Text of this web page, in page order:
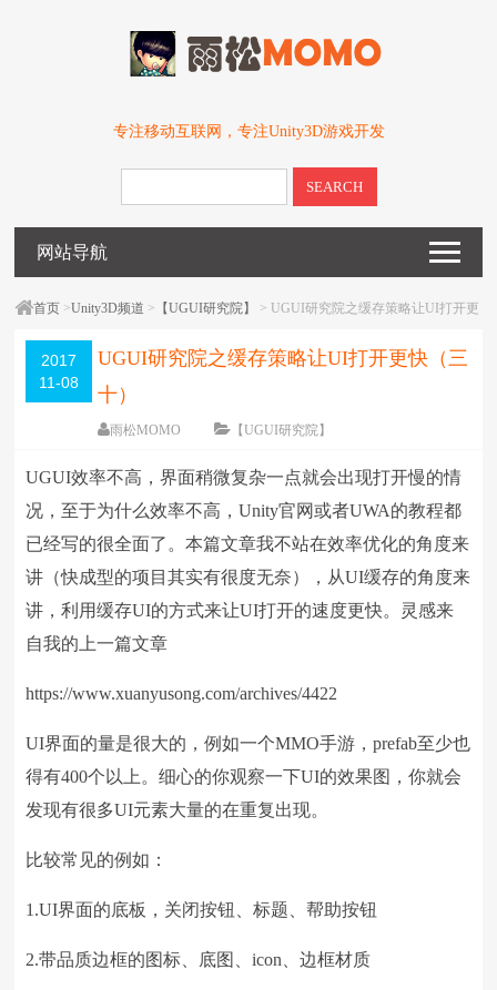
专注移动互联网，专注Unity3D游戏开发
SEARCH
网站导航
首页 >Unity3D频道 > 【UGUI研究院】
> UGUI研究院之缓存策略让UI打开更
2017
11-08
UGUI研究院之缓存策略让UI打开更快（三
十）
雨松MOMO
【UGUI研究院】
编辑日期：2017-11-08 字体：大中小
UGUI效率不高，界面稍微复杂一点就会出现打开慢的情
况，至于为什么效率不高，Unity官网或者UWA的教程都
已经写的很全面了。本篇文章我不站在效率优化的角度来
讲（快成型的项目其实有很度无奈），从UI缓存的角度来
讲，利用缓存UI的方式来让UI打开的速度更快。灵感来
自我的上一篇文章
https://www.xuanyusong.com/archives/4422
UI界面的量是很大的，例如一个MMO手游，prefab至少也
得有400个以上。细心的你观察一下UI的效果图，你就会
发现有很多UI元素大量的在重复出现。
比较常见的例如：
1.UI界面的底板，关闭按钮、标题、帮助按钮
2.带品质边框的图标、底图、icon、边框材质